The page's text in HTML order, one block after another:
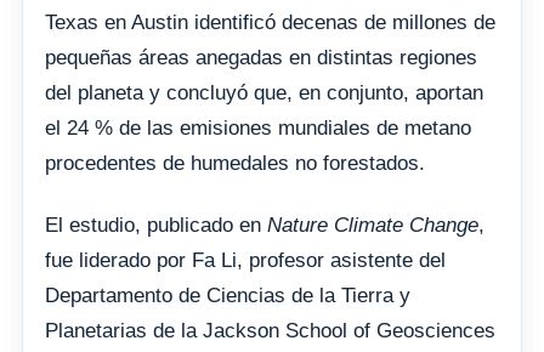
Texas en Austin identificó decenas de millones de
pequeñas áreas anegadas en distintas regiones
del planeta y concluyó que, en conjunto, aportan
el 24 % de las emisiones mundiales de metano
procedentes de humedales no forestados.
El estudio, publicado en Nature Climate Change,
fue liderado por Fa Li, profesor asistente del
Departamento de Ciencias de la Tierra y
Planetarias de la Jackson School of Geosciences